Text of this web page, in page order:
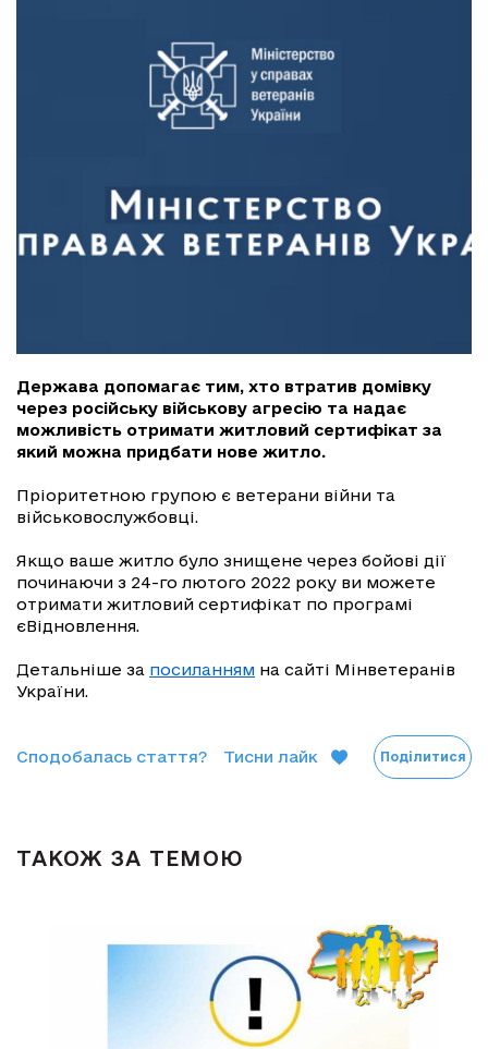
Держава допомагає тим, хто втратив домівку
через російську військову агресію та надає
можливість отримати житловий сертифікат за
який можна придбати нове житло.
Пріоритетною групою є ветерани війни та
військовослужбовці.
Якщо ваше житло було знищене через бойові дії
починаючи з 24-го лютого 2022 року ви можете
отримати житловий сертифікат по програмі
єВідновлення.
Детальніше за посиланням на сайті Мінветеранів
України.
Сподобалась стаття? Тисни лайк Поділитися
ТАКОЖ ЗА ТЕМОЮ